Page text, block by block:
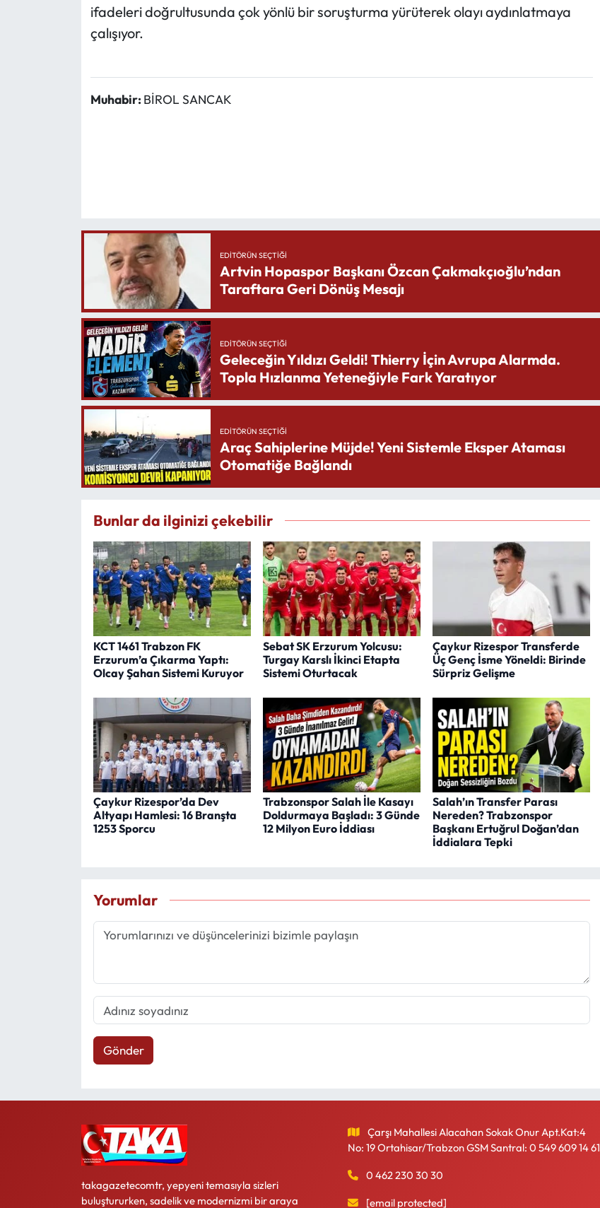
ifadeleri doğrultusunda çok yönlü bir soruşturma yürüterek olayı aydınlatmaya
çalışıyor.
Muhabir: BİROL SANCAK
EDITÖRÜN SEÇTIĞI
Artvin Hopaspor Başkanı Özcan Çakmakçıoğlu’ndan
Taraftara Geri Dönüş Mesajı
EDITÖRÜN SEÇTIĞI
Geleceğin Yıldızı Geldi! Thierry İçin Avrupa Alarmda.
Topla Hızlanma Yeteneğiyle Fark Yaratıyor
EDITÖRÜN SEÇTIĞI
Araç Sahiplerine Müjde! Yeni Sistemle Eksper Ataması
Otomatiğe Bağlandı
Bunlar da ilginizi çekebilir
KCT 1461 Trabzon FK
Erzurum’a Çıkarma Yaptı:
Olcay Şahan Sistemi Kuruyor
Sebat SK Erzurum Yolcusu:
Turgay Karslı İkinci Etapta
Sistemi Oturtacak
Çaykur Rizespor Transferde
Üç Genç İsme Yöneldi: Birinde
Sürpriz Gelişme
Çaykur Rizespor’da Dev
Altyapı Hamlesi: 16 Branşta
1253 Sporcu
Trabzonspor Salah İle Kasayı
Doldurmaya Başladı: 3 Günde
12 Milyon Euro İddiası
Salah’ın Transfer Parası
Nereden? Trabzonspor
Başkanı Ertuğrul Doğan’dan
İddialara Tepki
Yorumlar
Gönder
takagazetecomtr, yepyeni temasıyla sizleri
buluştururken, sadelik ve modernizmi bir araya
Çarşı Mahallesi Alacahan Sokak Onur Apt.Kat:4
No: 19 Ortahisar/Trabzon GSM Santral: 0 549 609 14 61
0 462 230 30 30
[email protected]